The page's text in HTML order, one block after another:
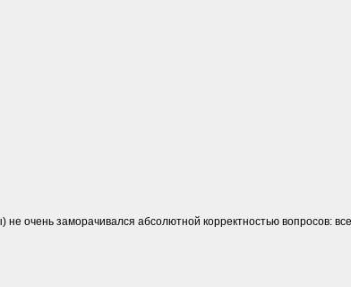
очень заморачивался абсолютной корректностью вопросов: